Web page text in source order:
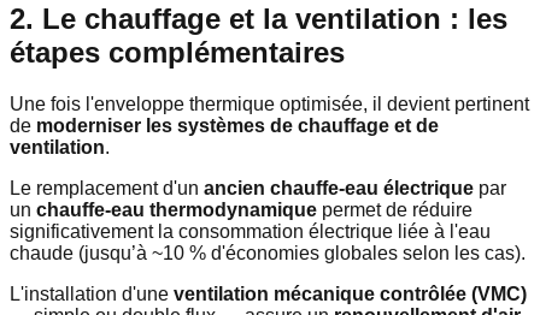
2. Le chauffage et la ventilation : les
étapes complémentaires
Une fois l'enveloppe thermique optimisée, il devient pertinent
de moderniser les systèmes de chauffage et de
ventilation.
Le remplacement d'un ancien chauffe-eau électrique par
un chauffe-eau thermodynamique permet de réduire
significativement la consommation électrique liée à l'eau
chaude (jusqu’à ~10 % d'économies globales selon les cas).
L'installation d'une ventilation mécanique contrôlée (VMC)